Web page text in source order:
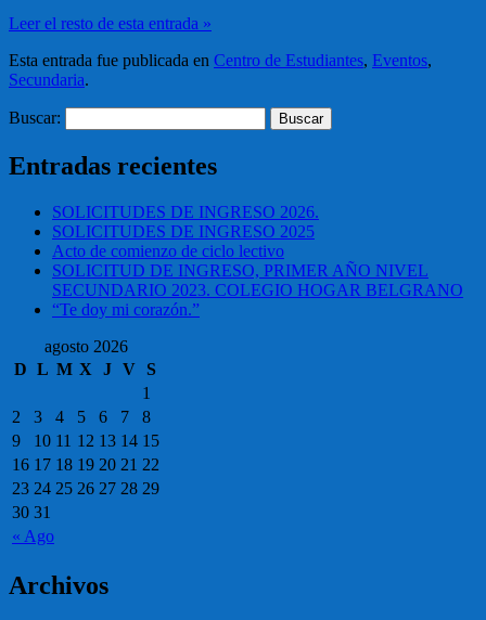
Leer el resto de esta entrada »
Esta entrada fue publicada en Centro de Estudiantes, Eventos,
Secundaria.
Buscar:
Entradas recientes
SOLICITUDES DE INGRESO 2026.
SOLICITUDES DE INGRESO 2025
Acto de comienzo de ciclo lectivo
SOLICITUD DE INGRESO, PRIMER AÑO NIVEL
SECUNDARIO 2023. COLEGIO HOGAR BELGRANO
“Te doy mi corazón.”
agosto 2026
D L M X J V S
« Ago
1
2
3 4 5 6 7
8
9
10 11 12 13 14 15
16 17 18 19 20 21 22
23 24 25 26 27 28 29
30 31
Archivos